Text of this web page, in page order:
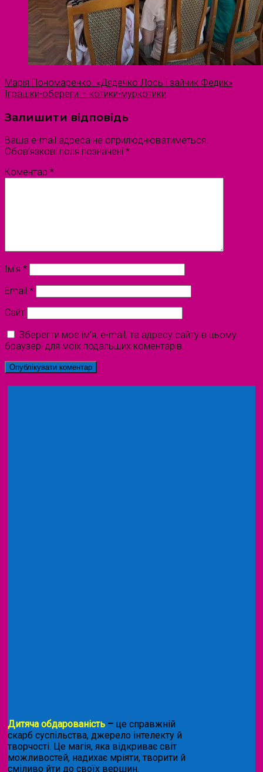
Марія Пономаренко. «Дядечко Лось і зайчик Федик»
Іграшки-обереги – котики-муркотики
Залишити відповідь
Ваша e-mail адреса не оприлюднюватиметься.
Обов’язкові поля позначені *
Коментар *
Ім'я *
Email *
Сайт
Зберегти моє ім'я, e-mail, та адресу сайту в цьому
браузері для моїх подальших коментарів.
Дитяча обдарованість – це справжній
скарб суспільства, джерело інтелекту й
творчості. Це магія, яка відкриває світ
можливостей, надихає мріяти, творити й
сміливо йти до своїх вершин.